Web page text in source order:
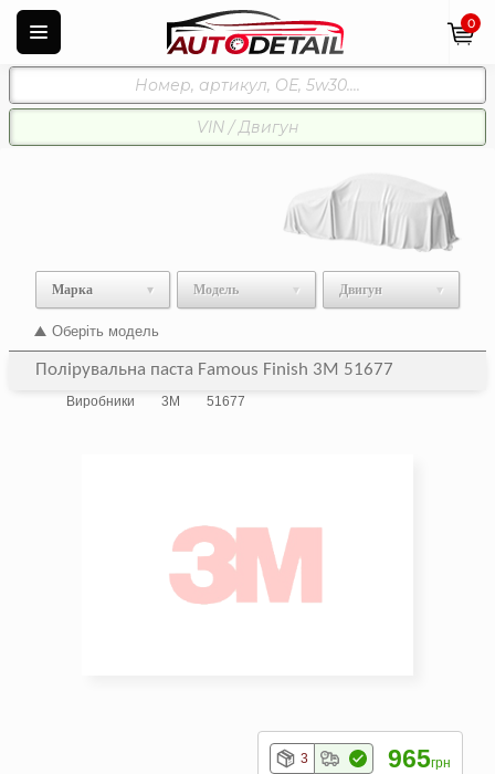
0
Марка Модель Двигун
Оберіть модель
Полірувальна паста Famous Finish 3M 51677
Виробники 3M 51677
3 965грн